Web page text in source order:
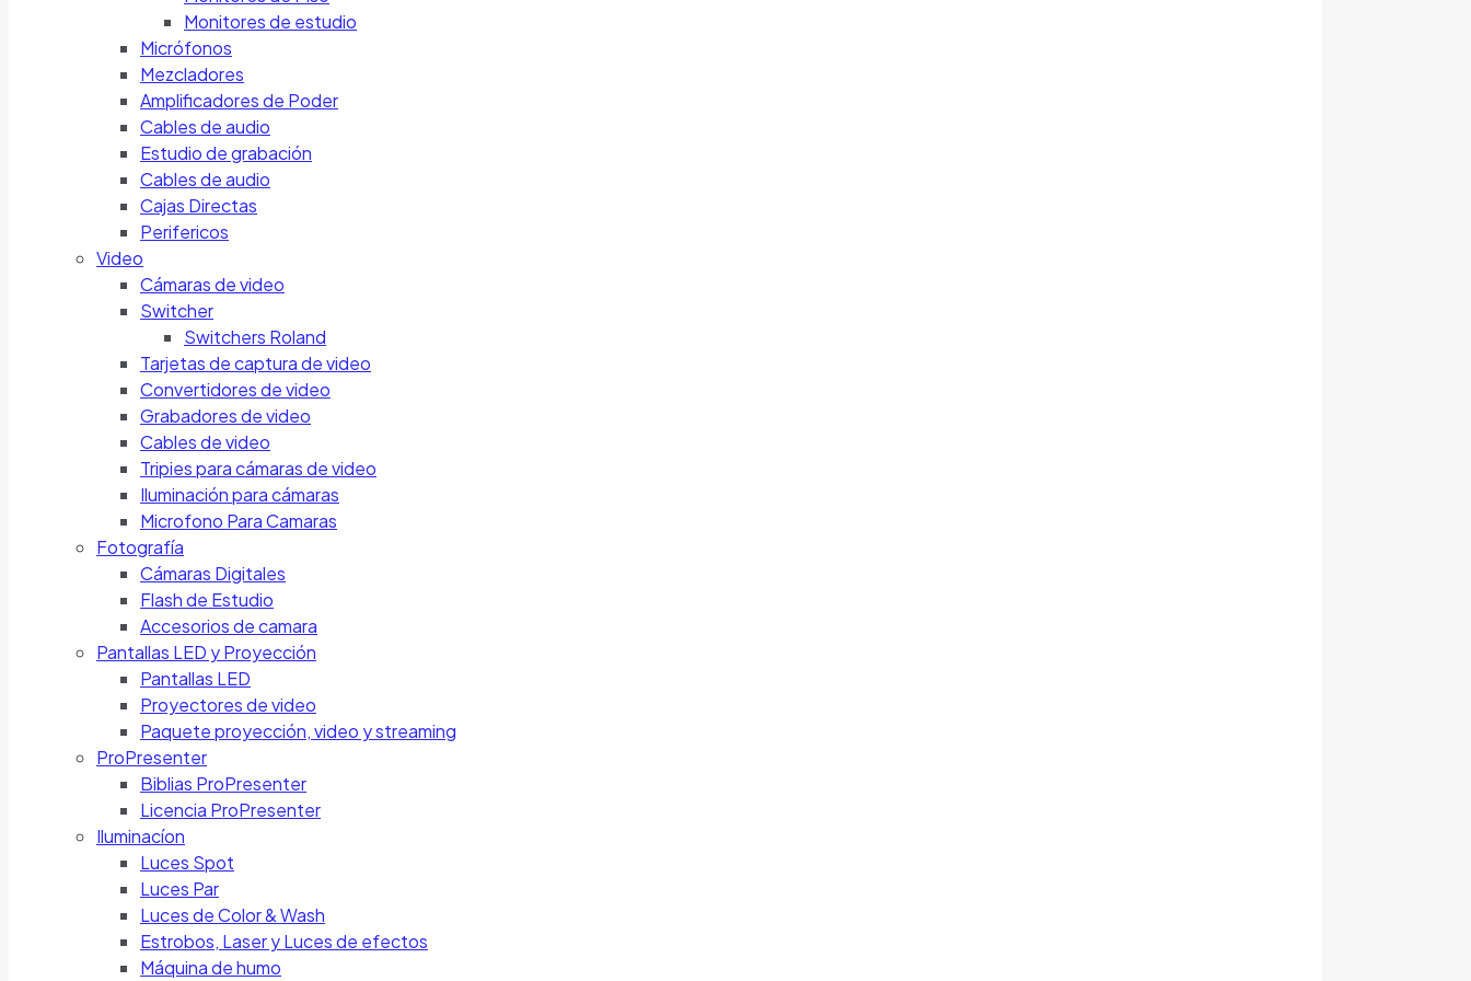
Monitores de estudio
Micrófonos
Mezcladores
Amplificadores de Poder
Cables de audio
Estudio de grabación
Cables de audio
Cajas Directas
Perifericos
Video
Cámaras de video
Switcher
Switchers Roland
Tarjetas de captura de video
Convertidores de video
Grabadores de video
Cables de video
Tripies para cámaras de video
Iluminación para cámaras
Microfono Para Camaras
Fotografía
Cámaras Digitales
Flash de Estudio
Accesorios de camara
Pantallas LED y Proyección
Pantallas LED
Proyectores de video
Paquete proyección, video y streaming
ProPresenter
Biblias ProPresenter
Licencia ProPresenter
Iluminacíon
Luces Spot
Luces Par
Luces de Color & Wash
Estrobos, Laser y Luces de efectos
Máquina de humo